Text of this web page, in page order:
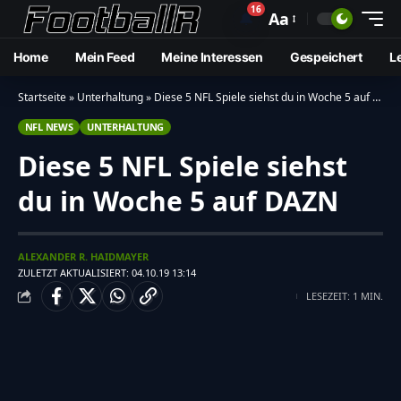
🔔16 Aa
Home Mein Feed Meine Interessen Gespeichert
Startseite» Unterhaltung» Diese 5 NFL Spiele siehst du in Woche 5 auf DAZN
NFL NEWS UNTERHALTUNG
Diese 5 NFL Spiele siehst
du in Woche 5 auf DAZN
ZULETZT AKTUALISIERT: 04.10.19 13:14
ALEXANDER R. HAIDMAYER
LESEZEIT: 1 MIN.